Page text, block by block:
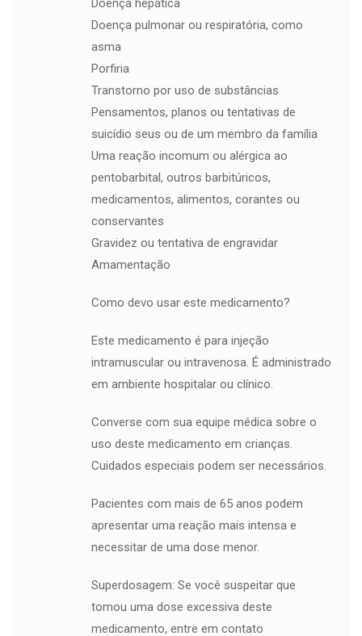
Doença hepática
Doença pulmonar ou respiratória, como
asma
Porfiria
Transtorno por uso de substâncias
Pensamentos, planos ou tentativas de
suicídio seus ou de um membro da família
Uma reação incomum ou alérgica ao
pentobarbital, outros barbitúricos,
medicamentos, alimentos, corantes ou
conservantes
Gravidez ou tentativa de engravidar
Amamentação
Como devo usar este medicamento?
Este medicamento é para injeção
intramuscular ou intravenosa. É administrado
em ambiente hospitalar ou clínico.
Converse com sua equipe médica sobre o
uso deste medicamento em crianças.
Cuidados especiais podem ser necessários.
Pacientes com mais de 65 anos podem
apresentar uma reação mais intensa e
necessitar de uma dose menor.
Superdosagem: Se você suspeitar que
tomou uma dose excessiva deste
medicamento, entre em contato